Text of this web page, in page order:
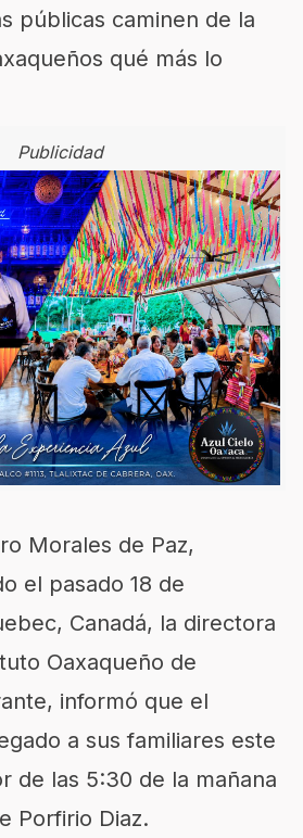
públicas caminen de la
qué más lo
Publicidad
Morales de Paz,
el pasado 18 de
Canadá, la directora
Oaxaqueño de
informó que el
a sus familiares este
de las 5:30 de la mañana
Porfirio Diaz.